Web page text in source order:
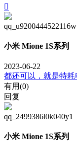

qq_u9200444522116w
小米 Mione 1S系列
2023-06-22
都还可以，就是特
有用(0)
回复
qq_2499386l0k040y1
小米 Mione 1S系列